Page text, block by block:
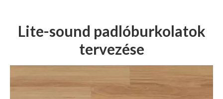
Lite-sound padlóburkolatok
tervezése